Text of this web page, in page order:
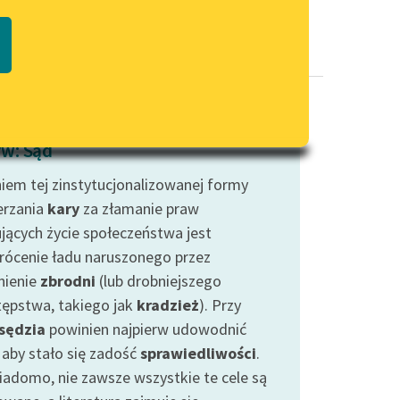
PDF
wrażliwych
Deklaracja dostępności
Sąd
tej zinstytucjonalizowanej formy
kary za złamanie praw
życie społeczeństwa jest
ładu naruszonego przez
zbrodni (lub drobniejszego
takiego jak kradzież). Przy
powinien najpierw udowodnić
aby stało się zadośćsprawiedliwości.
nie zawsze wszystkie te cele są